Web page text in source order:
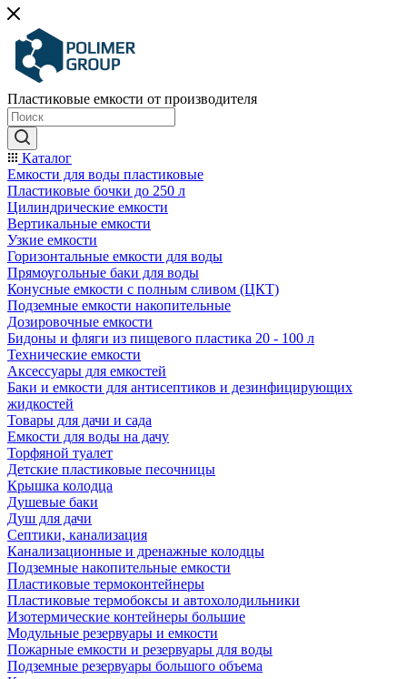
Пластиковые емкости от производителя
Каталог
Емкости для воды пластиковые
Пластиковые бочки до 250 л
Цилиндрические емкости
Вертикальные емкости
Узкие емкости
Горизонтальные емкости для воды
Прямоугольные баки для воды
Конусные емкости с полным сливом (ЦКТ)
Подземные емкости накопительные
Дозировочные емкости
Бидоны и фляги из пищевого пластика 20 - 100 л
Технические емкости
Аксессуары для емкостей
Баки и емкости для антисептиков и дезинфицирующих
жидкостей
Товары для дачи и сада
Емкости для воды на дачу
Торфяной туалет
Детские пластиковые песочницы
Крышка колодца
Душевые баки
Душ для дачи
Септики, канализация
Канализационные и дренажные колодцы
Подземные накопительные емкости
Пластиковые термоконтейнеры
Пластиковые термобоксы и автохолодильники
Изотермические контейнеры большие
Модульные резервуары и емкости
Пожарные емкости и резервуары для воды
Подземные резервуары большого объема